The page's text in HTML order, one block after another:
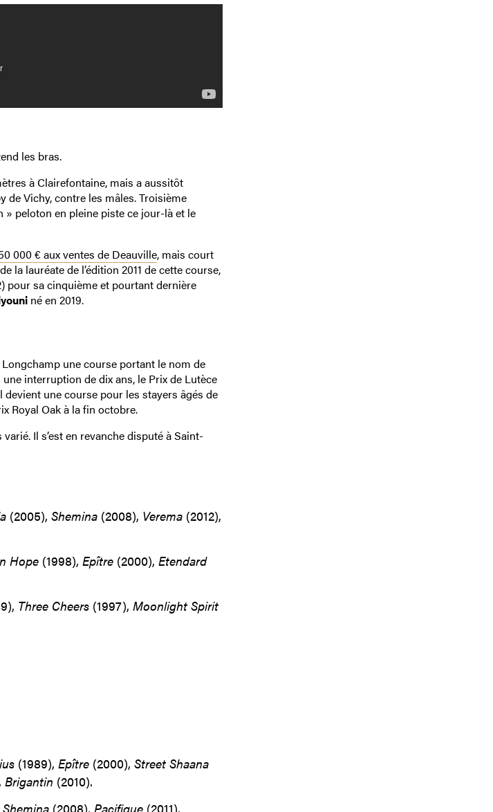
les bras.
à Clairefontaine, mais a aussitôt
de Vichy, contre les mâles. Troisième
» peloton en pleine piste ce jour-là et le
000 € aux ventes de Deauville, mais court
la lauréate de l’édition 2011 de cette course,
pour sa cinquième et pourtant dernière
né en 2019.
une course portant le nom de
interruption de dix ans, le Prix de Lutèce
une course pour les stayers âgés de
Royal Oak à la fin octobre.
Il s’est en revanche disputé à Saint-
(2005), Shemina(2008), Verema(2012),
Hope(1998), Epître(2000), Etendard
Three Cheers(1997), Moonlight Spirit
(1989), Epître(2000), Street Shaana
Brigantin (2010).
Shemina(2008), Pacifique(2011),